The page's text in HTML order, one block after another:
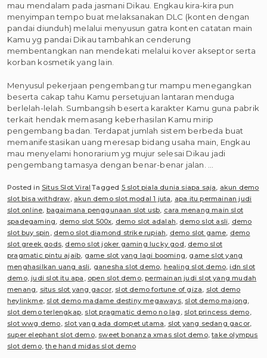
mau mendalam pada jasmani Dikau. Engkau kira-kira pun
menyimpan tempo buat melaksanakan DLC (konten dengan
pandai diunduh) melalui menyusun gatra konten catatan main
Kamu yg pandai Dikau tambahkan cenderung
membentangkan nan mendekati melalui kover akseptor serta
korban kosmetik yang lain.
Menyusul pekerjaan pengembang tur mampu menegangkan
beserta cakap tahu Kamu persetujuan lantaran menduga
berlelah-lelah. Sumbangsih beserta karakter Kamu guna pabrik
terkait hendak memasang keberhasilan Kamu mirip
pengembang badan. Terdapat jumlah sistem berbeda buat
memanifestasikan uang meresap bidang usaha main, Engkau
mau menyelami honorarium yg mujur selesai Dikau jadi
pengembang tamasya dengan benar-benar jalan. …
Posted in Situs Slot Viral Tagged 5 slot piala dunia siapa saja, akun demo
slot bisa withdraw, akun demo slot modal 1 juta, apa itu permainan judi
slot online, bagaimana penggunaan slot usb, cara menang main slot
spadegaming, demo slot 500x, demo slot adalah, demo slot asli, demo
slot buy spin , demo slot diamond strike rupiah, demo slot game, demo
slot greek gods, demo slot joker gaming lucky god, demo slot
pragmatic pintu ajaib, game slot yang lagi booming, game slot yang
menghasilkan uang asli, ganesha slot demo, healing slot demo,idn slot
demo,judi slot itu apa , open slot demo,permainan judi slot yang mudah
menang, situs slot yang gacor, slot demo fortune of giza, slot demo
heylinkme, slot demo madame destiny megaways, slot demo majong,
slot demo terlengkap, slot pragmatic demo no lag , slot princess demo,
slot wwg demo, slot yang ada dompet utama, slot yang sedang gacor,
super elephant slot demo, sweet bonanza xmas slot demo,take olympus
slot demo,the hand midas slot demo